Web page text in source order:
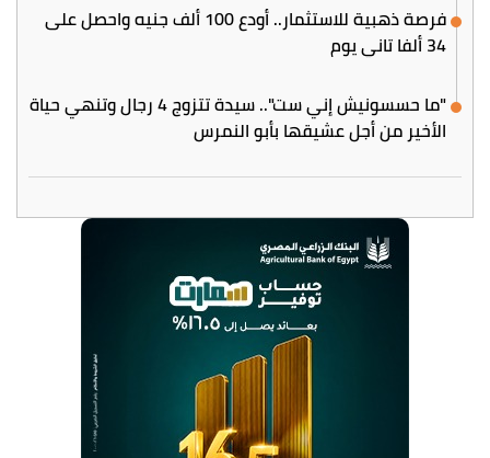
فرصة ذهبية للاستثمار.. أودع 100 ألف جنيه واحصل على
34 ألفا تاني يوم
"ما حسسونيش إني ست".. سيدة تتزوج 4 رجال وتنهي حياة
الأخير من أجل عشيقها بأبو النمرس